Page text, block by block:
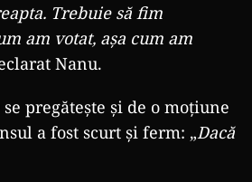
Trebuie să fim
am votat, așa cum am
Nanu.
pregătește și de o moțiune
a fost scurt și ferm: „Dacă